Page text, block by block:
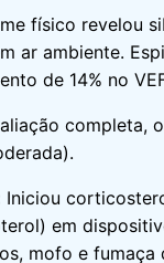
físico revelou
ar ambiente.
de 14% no
completa,
Iniciou
em
mofo e fumaça